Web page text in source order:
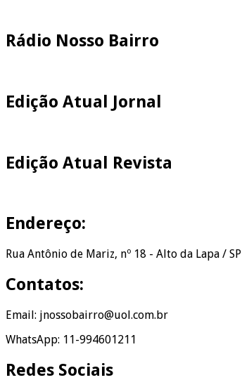
Rádio Nosso Bairro
Edição Atual Jornal
Edição Atual Revista
Endereço:
Rua Antônio de Mariz, nº 18 - Alto da Lapa / SP
Contatos:
Email: jnossobairro@uol.com.br
WhatsApp: 11-994601211
Redes Sociais